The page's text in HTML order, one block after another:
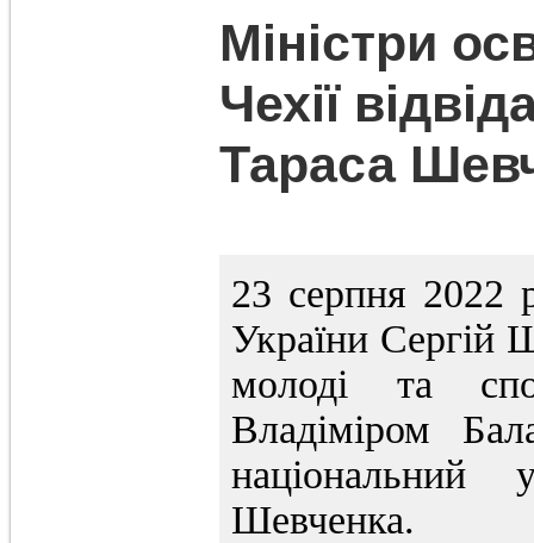
Міністри
Чехії
Тараса
23 серпня 2022
України Сергій
молоді та
Владіміром
національний
Шевченка.